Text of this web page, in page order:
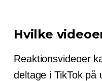
Hvilke
Reaktionsvideoer
deltage i TikTok på